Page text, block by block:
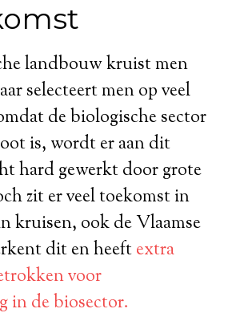
landbouw kruist men
selecteert men op veel
de biologische sector
is, wordt er aan dit
hard gewerkt door grote
zit er veel toekomst in
kruisen, ook de Vlaamse
dit en heeftextra
voor
in de biosector.